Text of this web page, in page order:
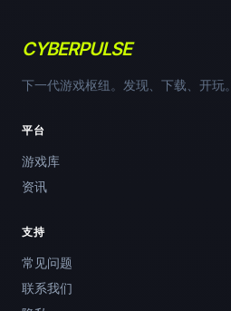
CYBERPULSE
下一代游戏枢纽。发现、下载、开玩。
平台
游戏库
资讯
支持
常见问题
联系我们